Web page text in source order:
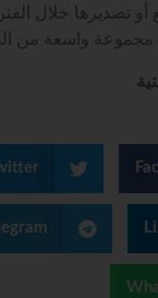
أو تصديرها خلال
واسعة من